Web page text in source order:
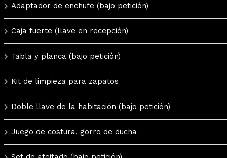
Adaptador de enchufe (bajo petición)
Caja fuerte (llave en recepción)
Tabla y planca (bajo petición)
Kit de limpieza para zapatos
Doble llave de la habitación (bajo petición)
Juego de costura, gorro de ducha